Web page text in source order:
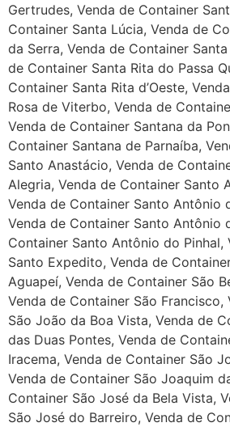
Gertrudes, Venda de Container
Container Santa Lúcia, Venda de
da Serra, Venda de Container
de Container Santa Rita do Passa
Container Santa Rita d’Oeste,
Rosa de Viterbo, Venda de
Venda de Container Santana da
Container Santana de Parnaíba,
Santo Anastácio, Venda de
Alegria, Venda de Container Santo
Venda de Container Santo Antônio
Venda de Container Santo Antônio
Container Santo Antônio do Pinhal,
Santo Expedito, Venda de
Aguapeí, Venda de Container São
Venda de Container São Francisco,
São João da Boa Vista, Venda de
das Duas Pontes, Venda de
Iracema, Venda de Container São
Venda de Container São Joaquim
Container São José da Bela Vista,
São José do Barreiro, Venda de